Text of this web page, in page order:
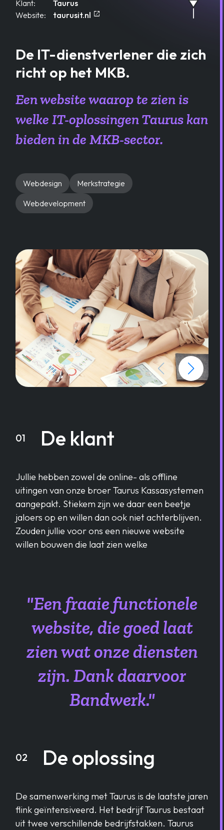
Klant:
Taurus
Website:
taurusit.nl open_in_new
De IT-dienstverlener die zich
richt op het MKB.
Een website waarop te zien is
welke IT-oplossingen Taurus kan
bieden in de MKB-sector.
Webdesign
Merkstrategie
Webdevelopment
01 De klant
Jullie hebben zowel de online- als offline
uitingen van onze broer Taurus Kassasystemen
aangepakt. Stiekem zijn we daar een beetje
jaloers op en willen dan ook niet achterblijven.
Zouden jullie voor ons een nieuwe website
willen bouwen die laat zien welke
"Een fraaie functionele
website, die goed laat
zien wat onze diensten
zijn. Dank daarvoor
Bandwerk."
02 De oplossing
De samenwerking met Taurus is de laatste jaren
flink geïntensiveerd. Het bedrijf Taurus bestaat
uit twee verschillende bedrijfstakken. Taurus